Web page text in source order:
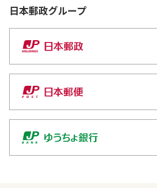
各種サービス・お知らせ
かんぽプラチナライフサービ
ご契約のしおり・約款（Web
保険用語集
お問い合わせ
保険料のお払込方法
保険用語集
お問い合わせ
かんぽアプリ～かんぽの健
すこやか健康ラボ
かんぽ生命のサステナビリ
お客さまの声／お客さまサー
日本郵政グループ